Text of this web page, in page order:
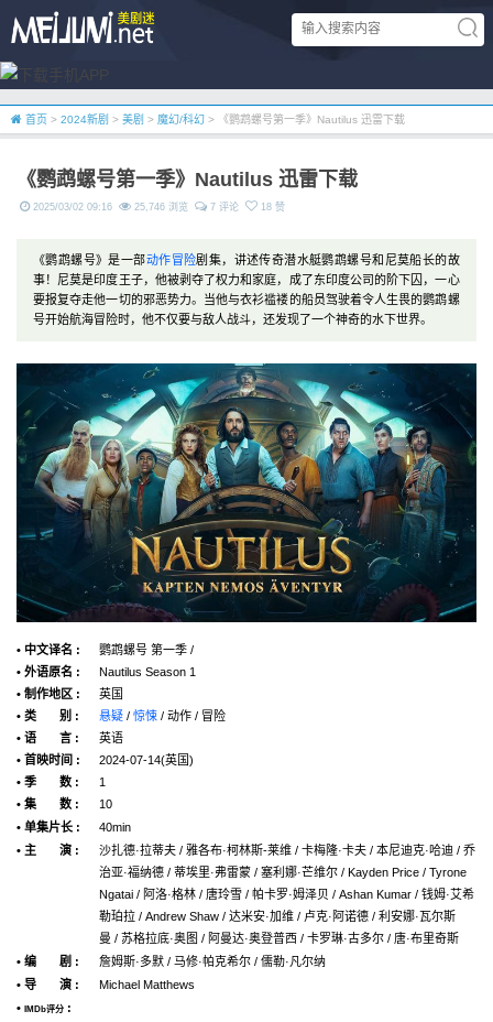
首页 > 2024新剧 > 美剧 > 魔幻/科幻 > 《鹦鹉螺号第一季》Nautilus 迅雷下载
《鹦鹉螺号第一季》Nautilus 迅雷下载
2025/03/02 09:16 25,746 浏览 7 评论 18 赞
《鹦鹉螺号》是一部动作冒险剧集，讲述传奇潜水艇鹦鹉螺号和尼莫船长的故
事！尼莫是印度王子，他被剥夺了权力和家庭，成了东印度公司的阶下囚，一心
要报复夺走他一切的邪恶势力。当他与衣衫褴褛的船员驾驶着令人生畏的鹦鹉螺
号开始航海冒险时，他不仅要与敌人战斗，还发现了一个神奇的水下世界。
• 中文译名 :
鹦鹉螺号 第一季 /
• 外语原名 :
Nautilus Season 1
• 制作地区 :
英国
• 类 别 :
悬疑 / 惊悚 / 动作 / 冒险
• 语 言 :
英语
• 首映时间 :
2024-07-14(英国)
• 季 数 :
1
• 集 数 :
10
• 单集片长 :
40min
• 主 演 :
沙扎德·拉蒂夫 / 雅各布·柯林斯-莱维 / 卡梅隆·卡夫 / 本尼迪克·哈迪 / 乔
治亚·福纳德 / 蒂埃里·弗雷蒙 / 塞利娜·芒维尔 / Kayden Price / Tyrone
Ngatai / 阿洛·格林 / 唐玲雪 / 帕卡罗·姆泽贝 / Ashan Kumar / 钱姆·艾希
勒珀拉 / Andrew Shaw / 达米安·加维 / 卢克·阿诺德 / 利安娜·瓦尔斯
曼 / 苏格拉底·奥图 / 阿曼达·奥登普西 / 卡罗琳·古多尔 / 唐·布里奇斯
• 编 剧 :
詹姆斯·多默 / 马修·帕克希尔 / 儒勒·凡尔纳
• 导 演 :
Michael Matthews
•
IMDb评分 :